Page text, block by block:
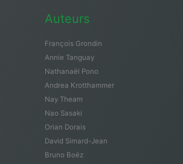
Auteurs
François Grondin
Annie Tanguay
Nathanaël Pono
Andrea Krotthammer
Nay Theam
Nao Sasaki
Orian Dorais
David Simard-Jean
Bruno Boëz